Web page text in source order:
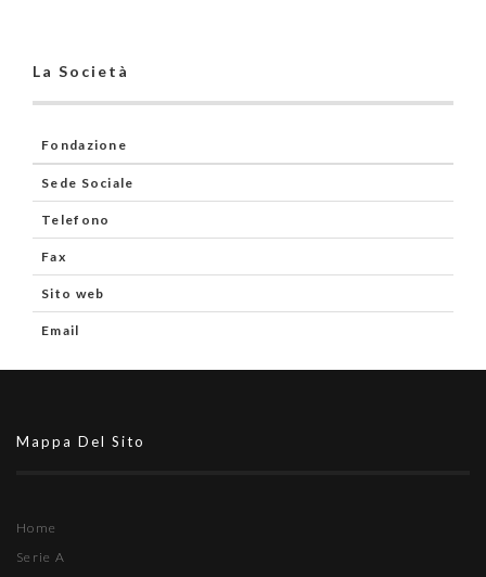
La Società
Fondazione
Sede Sociale
Telefono
Fax
Sito web
Email
Mappa Del Sito
Home
Serie A